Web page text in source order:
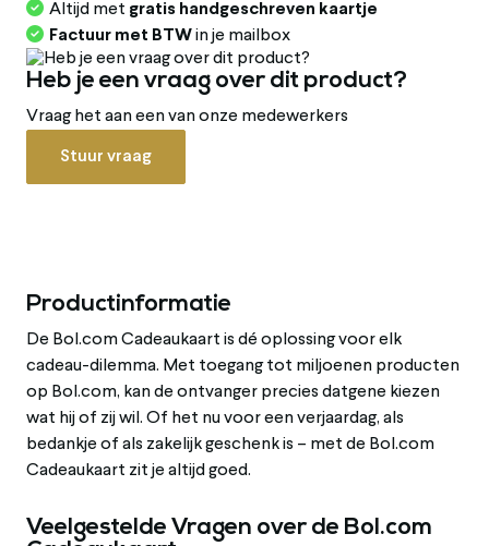
Altijd met gratis handgeschreven kaartje
Factuur met BTW in je mailbox
Heb je een vraag over dit product?
Vraag het aan een van onze medewerkers
Stuur vraag
Productinformatie
De Bol.com Cadeaukaart is dé oplossing voor elk
cadeau-dilemma. Met toegang tot miljoenen producten
op Bol.com, kan de ontvanger precies datgene kiezen
wat hij of zij wil. Of het nu voor een verjaardag, als
bedankje of als zakelijk geschenk is – met de Bol.com
Cadeaukaart zit je altijd goed.
Veelgestelde Vragen over de Bol.com